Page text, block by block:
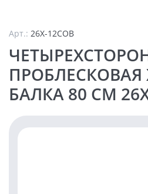
Арт.: 26X-12COB
ПРОБЛЕСКОВАЯ
БАЛКА 80 СМ